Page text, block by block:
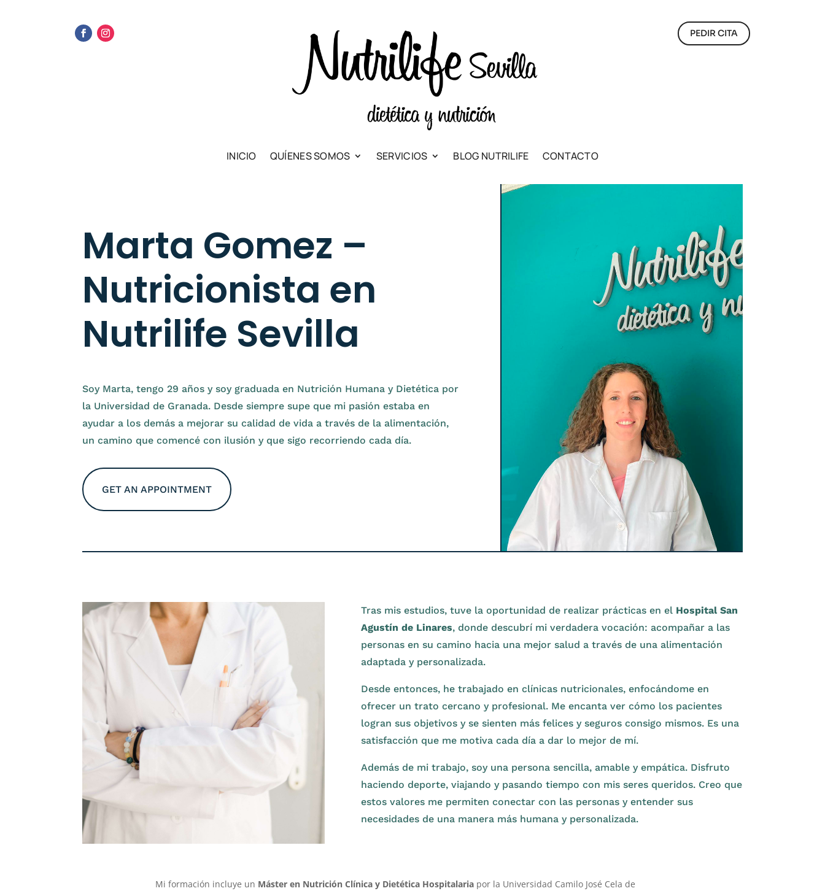
PEDIR CITA
INICIO QUÍENES SOMOS SERVICIOS BLOG NUTRILIFE CONTACTO
Marta Gomez –
Nutricionista en
Nutrilife Sevilla
Soy Marta, tengo 29 años y soy graduada en Nutrición Humana y Dietética por
la Universidad de Granada. Desde siempre supe que mi pasión estaba en
ayudar a los demás a mejorar su calidad de vida a través de la alimentación,
un camino que comencé con ilusión y que sigo recorriendo cada día.
GET AN APPOINTMENT
Tras mis estudios, tuve la oportunidad de realizar prácticas en el Hospital San
Agustín de Linares, donde descubrí mi verdadera vocación: acompañar a las
personas en su camino hacia una mejor salud a través de una alimentación
adaptada y personalizada.
Desde entonces, he trabajado en clínicas nutricionales, enfocándome en
ofrecer un trato cercano y profesional. Me encanta ver cómo los pacientes
logran sus objetivos y se sienten más felices y seguros consigo mismos. Es una
satisfacción que me motiva cada día a dar lo mejor de mí.
Además de mi trabajo, soy una persona sencilla, amable y empática. Disfruto
haciendo deporte, viajando y pasando tiempo con mis seres queridos. Creo que
estos valores me permiten conectar con las personas y entender sus
necesidades de una manera más humana y personalizada.
Mi formación incluye un Máster en Nutrición Clínica y Dietética Hospitalariapor la Universidad Camilo José Cela de